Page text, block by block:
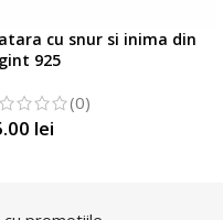
cu snur si inima din
925
(0)
lei